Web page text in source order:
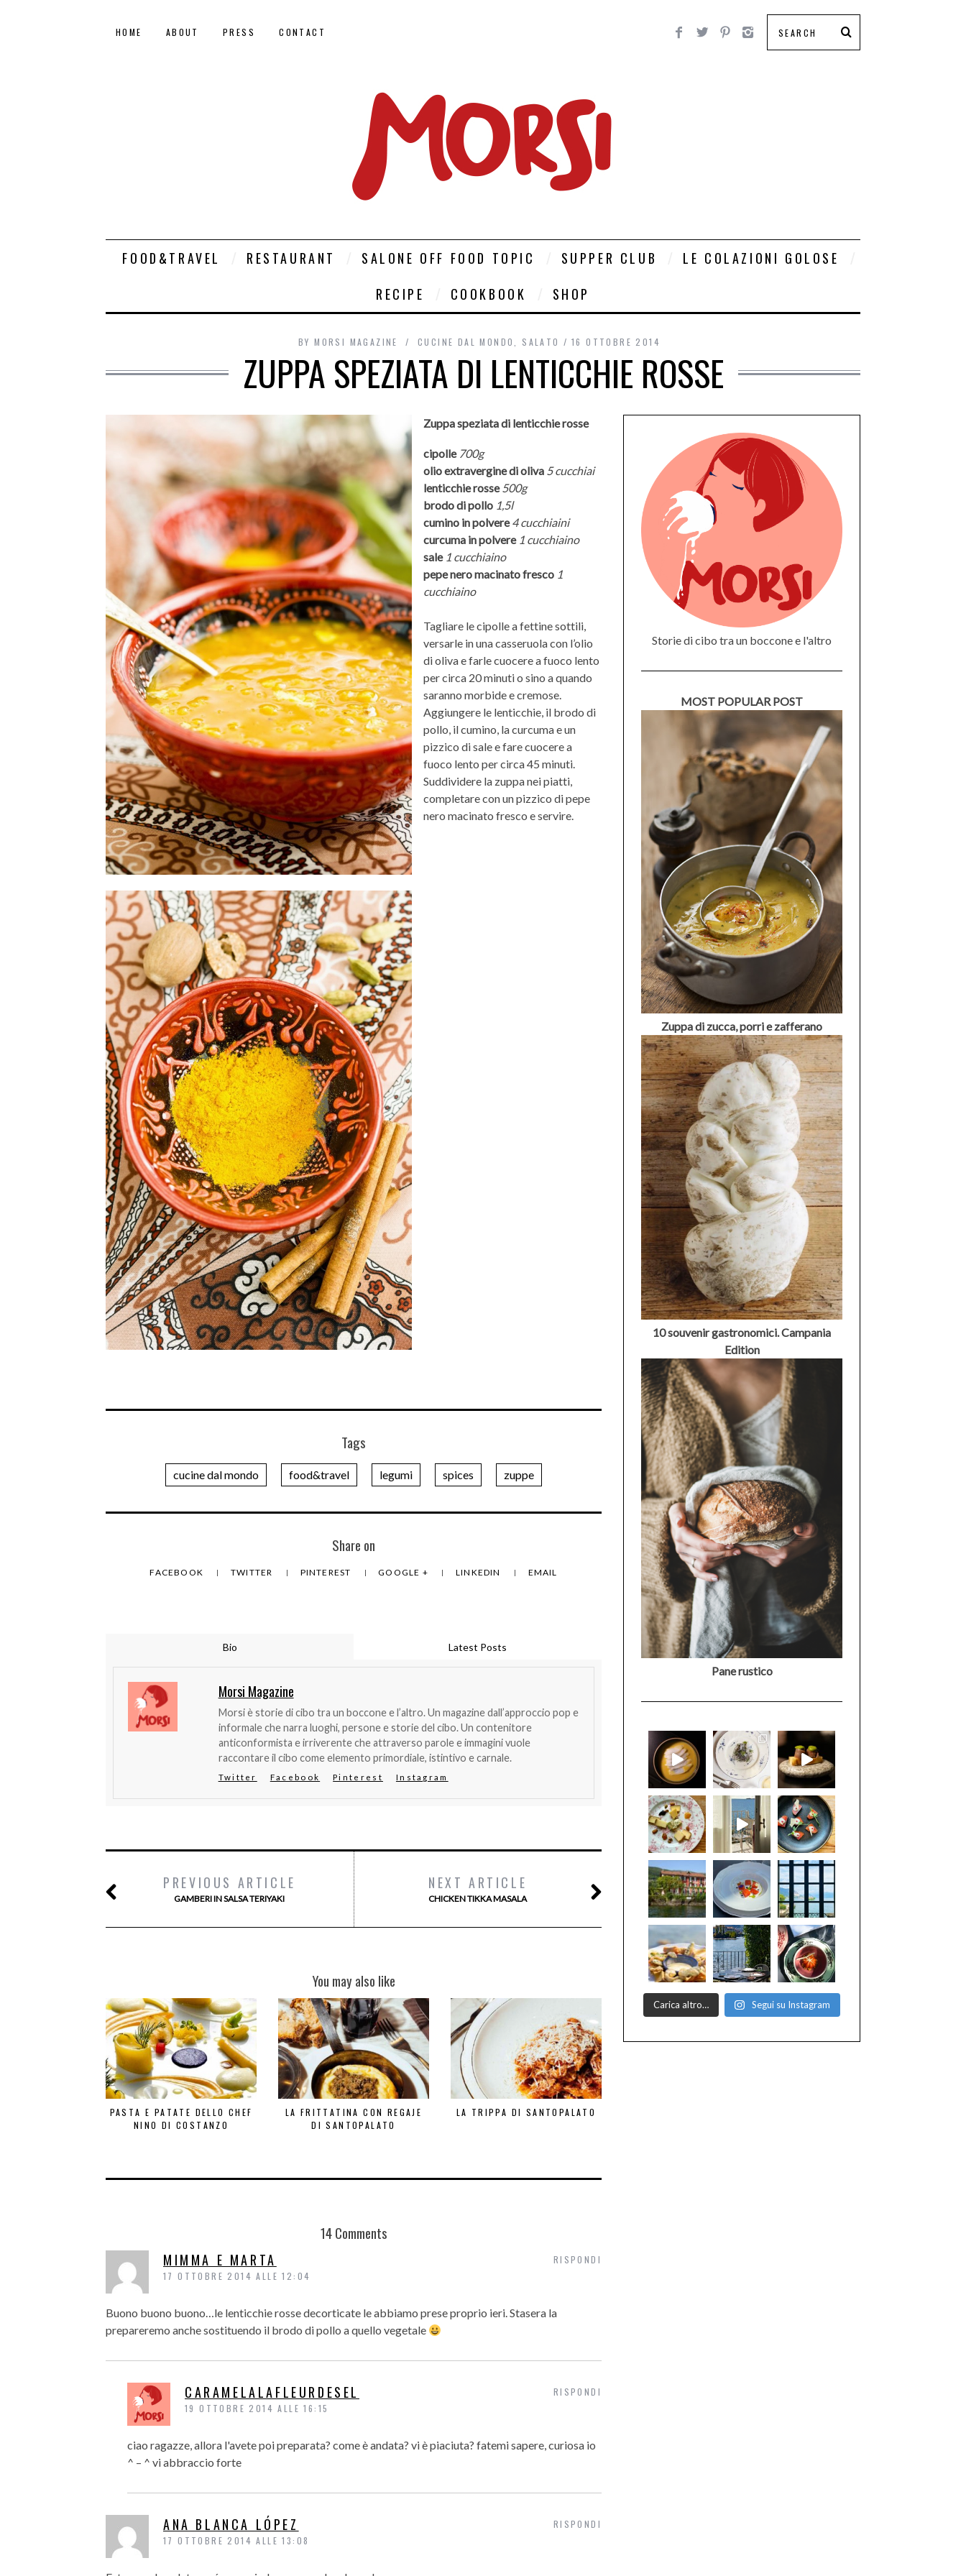
HOME ABOUT PRESS CONTACT
FOOD&TRAVEL RESTAURANT SALONE OFF FOOD TOPIC SUPPER CLUB
LE COLAZIONI GOLOSE
RECIPE
COOKBOOK SHOP
BY MORSI MAGAZINE CUCINE DAL MONDO SALATO 16 OTTOBRE 2014
ZUPPA SPEZIATA DI LENTICCHIE ROSSE
Zuppa speziata di lenticchie rosse
cipolle 700g
olio extravergine di oliva 5 cucchiai
lenticchie rosse 500g
brodo di pollo 1,5l
cumino in polvere 4 cucchiaini
curcuma in polvere 1 cucchiaino
sale 1 cucchiaino
pepe nero macinato fresco 1
cucchiaino
Tagliare le cipolle a fettine sottili,
versarle in una casseruola con l’olio
di oliva e farle cuocere a fuoco lento
per circa 20 minuti o sino a quando
saranno morbide e cremose.
Aggiungere le lenticchie, il brodo di
pollo, il cumino, la curcuma e un
pizzico di sale e fare cuocere a
fuoco lento per circa 45 minuti.
Suddividere la zuppa nei piatti,
completare con un pizzico di pepe
nero macinato fresco e servire.
Tags
cucine dal mondo food&travel legumi spices zuppe
Share on
FACEBOOK TWITTER PINTEREST GOOGLE + LINKEDIN EMAIL
Bio Latest Posts
Morsi Magazine
Morsi è storie di cibo tra un boccone e l’altro. Un magazine dall’approccio pop e
informale che narra luoghi, persone e storie del cibo. Un contenitore
anticonformista e irriverente che attraverso parole e immagini vuole
raccontare il cibo come elemento primordiale, istintivo e carnale.
Twitter Facebook Pinterest Instagram
PREVIOUS ARTICLE
GAMBERI IN SALSA TERIYAKI
NEXT ARTICLE
CHICKEN TIKKA MASALA
You may also like
PASTA E PATATE DELLO CHEF
NINO DI COSTANZO
LA FRITTATINA CON REGAJE
DI SANTOPALATO
LA TRIPPA DI SANTOPALATO
14 Comments
MIMMA E MARTA
17 OTTOBRE 2014 ALLE 12:04
Buono buono buono…le lenticchie rosse decorticate le abbiamo prese proprio ieri. Stasera la
prepareremo anche sostituendo il brodo di pollo a quello vegetale
RISPONDI
CARAMELALAFLEURDESEL
19 OTTOBRE 2014 ALLE 16:15
ciao ragazze, allora l'avete poi preparata? come è andata? vi è piaciuta? fatemi sapere, curiosa io
^ – ^ vi abbraccio forte
RISPONDI
ANA BLANCA LÓPEZ
17 OTTOBRE 2014 ALLE 13:08
RISPONDI
Storie di cibo tra un boccone e l'altro
MOST POPULAR POST
Zuppa di zucca, porri e zafferano
10 souvenir gastronomici. Campania
Edition
Pane rustico
Carica altro… Segui su Instagram